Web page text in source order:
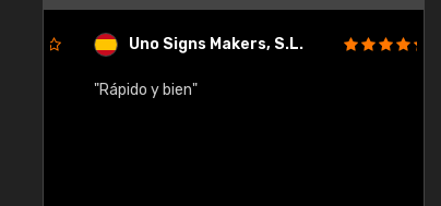
Uno Signs Makers, S.L.
"Rápido y bien"